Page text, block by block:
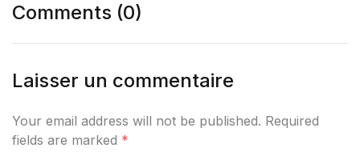
Comments (0)
Laisser un commentaire
Your email address will not be published. Required
fields are marked *